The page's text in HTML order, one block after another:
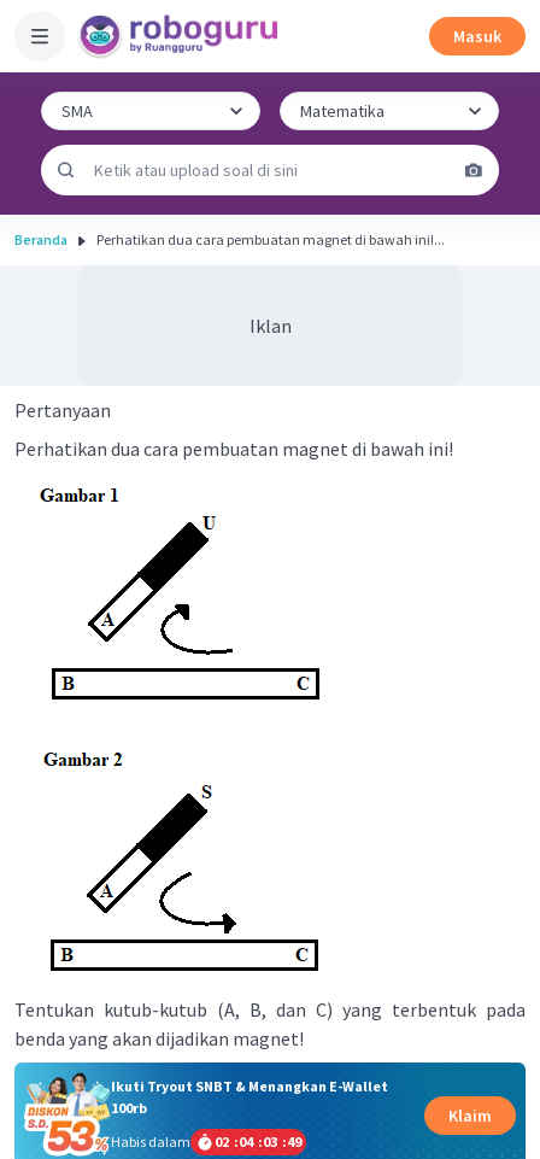
Masuk
Beranda Perhatikan dua cara pembuatan magnet di bawah ini!...
Iklan
Pertanyaan
Perhatikan dua cara pembuatan magnet di bawah ini!
Tentukan kutub-kutub (A, B, dan C) yang terbentuk pada
benda yang akan dijadikan magnet!
Ikuti Tryout SNBT & Menangkan E-Wallet
100rb
Habis dalam
02 :04 :03 :49
Klaim